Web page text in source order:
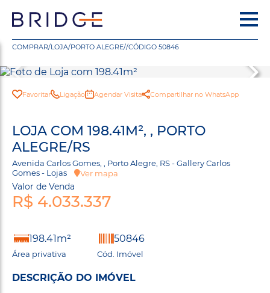
COMPRAR/LOJA/PORTO ALEGRE//CÓDIGO 50846
Favoritar Ligação Agendar Visita Compartilhar no WhatsApp
LOJA COM 198.41M², , PORTO
ALEGRE/RS
Avenida Carlos Gomes, , Porto Alegre, RS - Gallery Carlos
Gomes - Lojas
Ver mapa
Valor de Venda
R$ 4.033.337
198.41m²
Área privativa
50846
Cód. Imóvel
DESCRIÇÃO DO IMÓVEL